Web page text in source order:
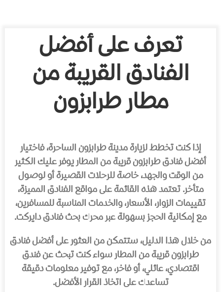
تعرف على أفضل
الفنادق القريبة من
مطار طرابزون
إذا كنت تخطط لزيارة مدينة طرابزون الساحرة، فاختيار
أفضل فنادق طرابزون قريبة من المطار يوفر عليك الكثير
من الوقت والجهد، خاصة للرحلات القصيرة أو لوصول
متأخر. تعتمد هذه القائمة على مواقع الفنادق المميزة،
تقييمات الزوار، الأسعار، والخدمات المناسبة للمسافرين،
مع إمكانية الحجز بسهولة عبر محرك بحث فنادق دايركت.
من خلال هذا الدليل، ستتمكن من العثور على أفضل فنادق
طرابزون قريبة من المطار سواء كنت تبحث عن فندق
اقتصادي، عائلي، أو فاخر، مع توفير معلومات دقيقة
تساعدك على اتخاذ القرار الأفضل.